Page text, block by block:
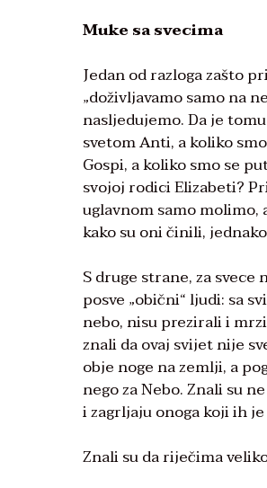
Muke sa svecima
Jedan od razloga zašto
„doživljavamo samo na
nasljedujemo. Da je
svetom Anti, a koliko
Gospi, a koliko smo se
svojoj rodici Elizabeti?
uglavnom samo molimo,
kako su oni činili,
S druge strane, za
posve „obični“ ljudi: sa
nebo, nisu prezirali i
znali da ovaj svijet nije
obje noge na zemlji, a
nego za Nebo. Znali su
i zagrljaju onoga koji ih
Znali su da riječima